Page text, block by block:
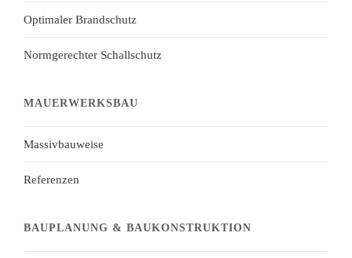
Optimaler Brandschutz
Normgerechter Schallschutz
MAUERWERKSBAU
Massivbauweise
Referenzen
BAUPLANUNG & BAUKONSTRUKTION